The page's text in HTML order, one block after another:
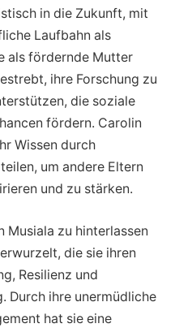
in die Zukunft, mit
Laufbahn als
als fördernde Mutter
ihre Forschung zu
die soziale
fördern. Carolin
Wissen durch
um andere Eltern
und zu stärken.
Musiala zu hinterlassen
die sie ihren
Resilienz und
Durch ihre unermüdliche
hat sie eine